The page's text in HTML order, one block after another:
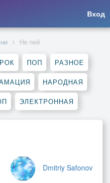
Вход
Не пей
РОК ПОП РАЗНОЕ
НАРОДНАЯ
ЭЛЕКТРОННАЯ
Dmitriy Safonov